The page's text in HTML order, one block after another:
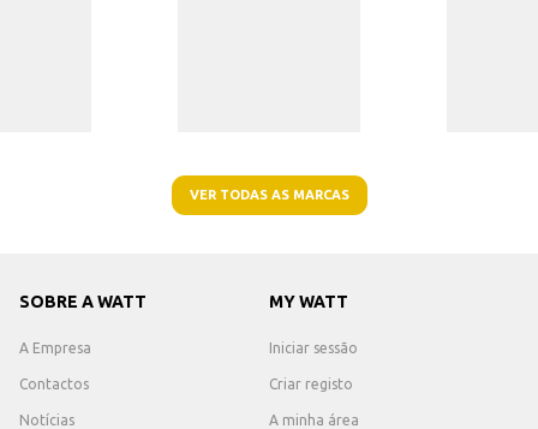
VER TODAS AS MARCAS
SOBRE A WATT
A Empresa
Contactos
Notícias
MY WATT
Iniciar sessão
Criar registo
A minha área